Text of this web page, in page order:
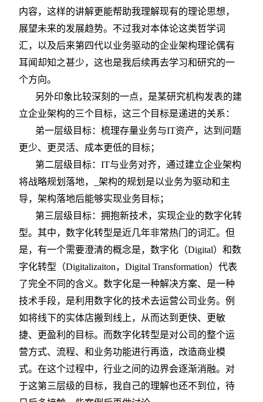
内容，这样的讲解更能帮助我理解现有的理论思想，
展望未来的发展趋势。不过我对本体论这类哲学词
汇，以及后来第四代以业务驱动的企业架构理论偶有
耳闻却知之甚少，这也是我后续再去学习和研究的一
个方向。
另外印象比较深刻的一点，是某研究机构发表的建
立企业架构的三个目标，这三个目标是递进的关系：
弟一层级目标：梳理存量业务与IT资产，达到问题
更少、更灵活、成本更低的目标；
第二层级目标：IT与业务对齐，通过建立企业架构
将战略规划落地，_架构的规划是以业务为驱动和主
导，架构落地后能够实现业务目标；
第三层级目标：拥抱新技术，实现企业的数字化转
型。其中，数字化转型是近几年非常热门的词汇。但
是，有一个需要澄清的概念是，数字化（Digital）和数
字化转型（Digitalizaiton，Digital Transformation）代表
了完全不同的含义。数字化是一种解决方案、是一种
技术手段，是利用数字化的技术去运营公司业务。例
如将线下的实体店搬到线上，从而达到更快、更敏
捷、更盈利的目标。而数字化转型是对公司的整个运
营方式、流程、和业务功能进行再造，改造商业模
式。在这个过程中，行业之间的边界会逐渐消融。对
于这第三层级的目标，我自己的理解也还不到位，待